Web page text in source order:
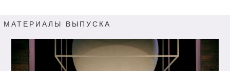
МАТЕРИАЛЫ ВЫПУСКА